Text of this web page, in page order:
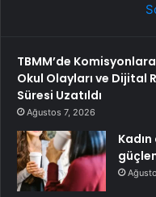
TBMM’de
Okul Olayları ve Dijital
Süresi Uzatıldı
Ağustos 7, 2026
Kadın